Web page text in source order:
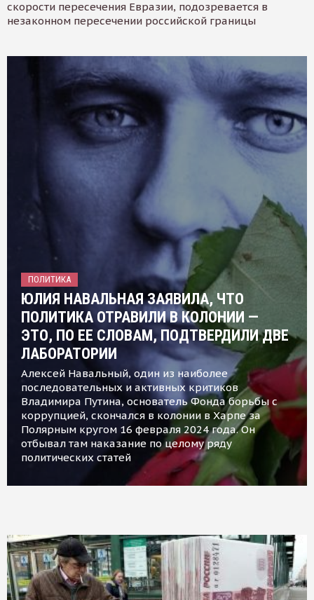
скорости пересечения Евразии, подозревается в
незаконном пересечении российской границы
ПОЛИТИКА
ЮЛИЯ НАВАЛЬНАЯ ЗАЯВИЛА, ЧТО
ПОЛИТИКА ОТРАВИЛИ В КОЛОНИИ —
ЭТО, ПО ЕЕ СЛОВАМ, ПОДТВЕРДИЛИ ДВЕ
ЛАБОРАТОРИИ
Алексей Навальный, один из наиболее
последовательных и активных критиков
Владимира Путина, основатель Фонда борьбы с
коррупцией, скончался в колонии в Харпе за
Полярным кругом 16 февраля 2024 года. Он
отбывал там наказание по целому ряду
политических статей